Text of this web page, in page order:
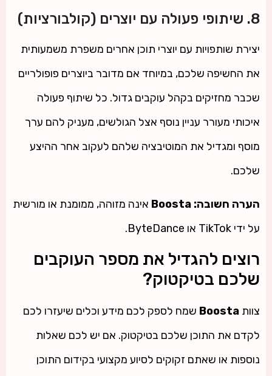
8. שיתופי פעולה עם יוצרים (קולבורציות)
יצירת שותפויות עם יוצרי תוכן אחרים משפרת משמעותית
את החשיפה שלכם, במיוחד אם מדובר ביוצרים פופולריים
שכבר מחזיקים בקהל עוקבים גדול. כל שיתוף פעולה
איכותי מעורר עניין נוסף אצל הגולשים, מעניק להם ערך
מוסף ומגדיל את המוטיבציה שלהם לעקוב אחר ההיצע
שלכם.
הערה חשובה: Boosta אינה מזוהה, ממומנת או מורשית
על ידי TikTok או ByteDance.
רוצים להגדיל את מספר העוקבים
שלכם בטיקטוק?
צוות Boosta שמח לספק לכם מידע וכלים שיעזרו לכם
לקדם את התוכן שלכם בטיקטוק. אם יש לכם שאלות
נוספות או שאתם זקוקים לסיוע מקצועי בקידום התוכן